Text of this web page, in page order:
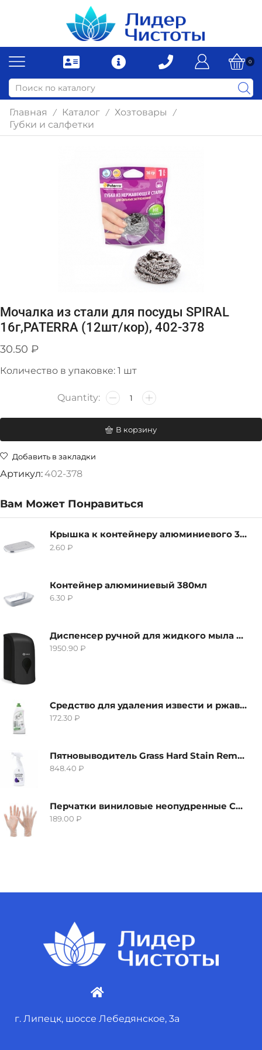
0
Главная / Каталог / Хозтовары /
Губки и салфетки
Мочалка из стали для посуды SPIRAL
16г,PATERRA (12шт/кор), 402-378
30.50 ₽
Количество в упаковке: 1 шт
В корзину
Добавить в закладки
Артикул:402-378
Вам Может Понравиться
Крышка к контейнеру алюминиевого 380мл
2.60 ₽
Контейнер алюминиевый 380мл
6.30 ₽
Диспенсер ручной для жидкого мыла Grass IT-0638, черный
1950.90 ₽
Средство для удаления извести и ржавчины Grass Gloss-Gel, 500мл
172.30 ₽
Пятновыводитель Grass Hard Stain Remover, 600мл
848.40 ₽
Перчатки виниловые неопудренные CTP-BS, размер S
189.00 ₽
г. Липецк, шоссе Лебедянское, 3а